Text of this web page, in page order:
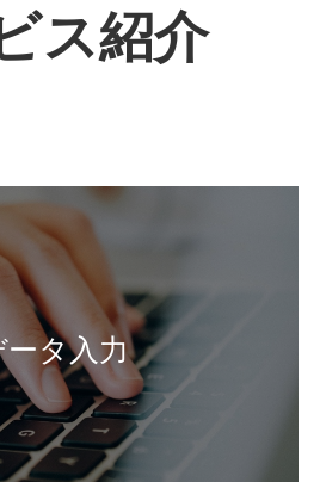
ス紹介
ータ入力